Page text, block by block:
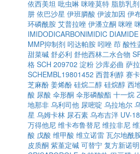
依西美坦 吡虫啉 咪喹莫特 脂肪乳剂
肼 依巴沙星 伊班膦酸 伊波加因 伊
环磷酰胺 艾普拉唑 伊潘立酮 咪唑
IMIDODICARBONIMIDIC DIAMIDE
MMP抑制剂 吲达帕胺 吲唑 茚 酸性
甜菜碱 舒必利 舒他西林二水合物
格 SCH 209702 淀粉 沙库必曲 萨
SCHEMBL19801452 西普利醇 赛
芝麻酚 姜烯酚 硅烷二醇 硅烷醇 西
酸 尿酸 伞形酮 伞形磷酸酯 十一烷
地那非 乌利司他 尿嘧啶 乌拉地尔
星 乌姆卡林 尿石素 乌布吉泮 UV-
万得他尼 维卡布鲁替尼 维拉非尼
酸 戊酸 维甲酸 维立诺雷 瓦尔地酰
皮质酮 紫堇定碱 可替宁 复方新诺明